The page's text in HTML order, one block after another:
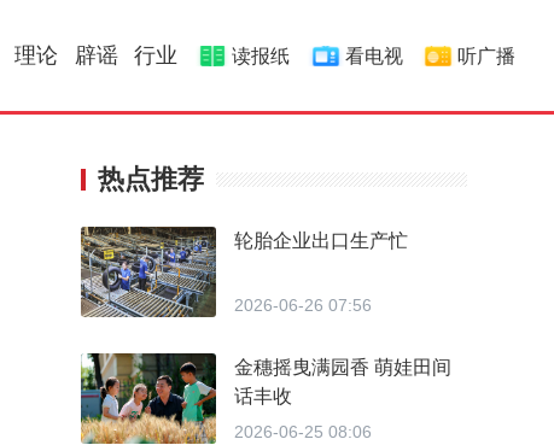
理论 辟谣 行业 读报纸 看电视 听广播
热点推荐
轮胎企业出口生产忙
2026-06-26 07:56
金穗摇曳满园香 萌娃田间
话丰收
2026-06-25 08:06